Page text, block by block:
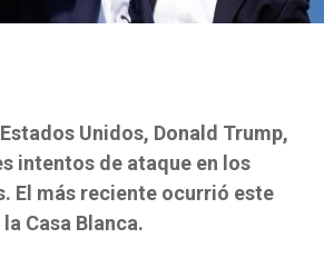
Unidos, Donald Trump,
intentos de ataque en los
El más reciente ocurrió este
Casa Blanca.